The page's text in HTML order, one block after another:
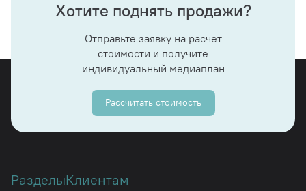
Хотите поднять продажи?
Отправьте заявку на расчет
стоимости и получите
индивидуальный медиаплан
Рассчитать стоимость
РазделыКлиентам